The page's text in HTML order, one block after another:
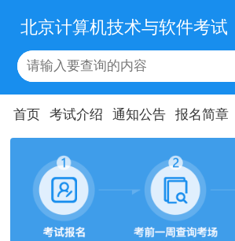
北京计算机技术与软件考试
首页 考试介绍 通知公告 报名简章